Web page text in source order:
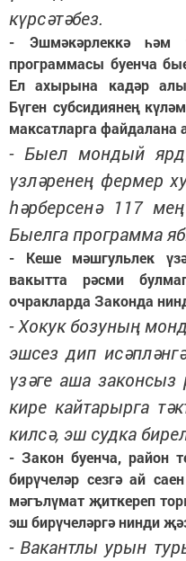
күрсәтәбез.
- Эшмәкәрлеккә һәм
программасы буенча
Ел ахырына кадәр
Бүген субсидиянең
максатларга файдалана
- Быел мондый
үзләренең фермер
һәрберсенә 117
Быелга программа
- Кеше мәшгульлек
вакытта рәсми
очракларда Законда
- Хокук бозуның
эшсез дип
үзәге аша
кире кайтарырга
килсә, эш судка
- Закон буенча, район
бирүчеләр сезгә ай
мәгълүмат җиткереп
эш бирүчеләргә нинди
- Вакантлы урын